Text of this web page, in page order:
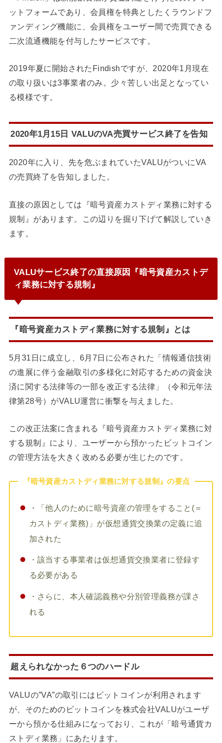
ットフォームであり、会員権を特典としたくラウンドフ
ァンディング機能に、会員権をユーザー間で売買できる
二次流通機能を付与したサービスです。
2019年夏に開始されたFindishですが、2020年1月現在
の取り扱いは3事業者のみ。少々苦しい出足となってい
る模様です。
2020年1月15日 VALUのVA売買サービス終了を告知
2020年に入り、先を危ぶまれていたVALUがついにVA
の売買終了を告知しました。
直接の原因としては『暗号資産カストディ業務に対する
規制』があります。この辺りを掘り下げて解説していき
ます。
VALUサービス終了の直接原因『暗号資産カストデ
ィ業務に対する規制』
『暗号資産カストディ業務に対する規制』とは
5月31日に成立し、6月7日に公布された「情報通信技術
の進展に伴う金融取引の多様化に対応するための資金決
済に関する法律等の一部を改正する法律」（令和元年法
律第28号）がVALU運営に衝撃を与えました。
この改正法案に含まれる『暗号資産カストディ業務に対
する規制』により、ユーザーから預かったビットコイン
の管理方法を大きく改める必要が生じたのです。
『暗号資産カストディ業務に対する規制』の要点
・「他人のために暗号資産の管理をすること(＝
カストディ業務)」が仮想通貨交換業の定義に追
加された
・該当する事業者は仮想通貨交換業者に登録す
る必要がある
・さらに、 本人確認義務や分別管理義務が課さ
れる
超えられなかった６つのハードル
VALUの”VA”の取引にはビットコインが利用されます
が、そのためのビットコインを株式会社VALUがユーザ
ーから預かる仕組みになっており、これが「暗号通貨カ
ストディ業務」にあたります。